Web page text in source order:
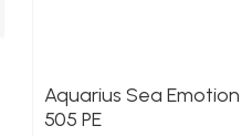
Aquarius Sea Emotion
505 PE